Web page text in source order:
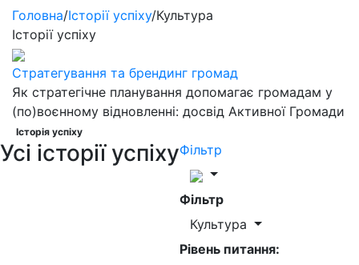
Головна/Історії успіху/Культура
Історії успіху
Стратегування та брендинг громад
Як стратегічне планування допомагає громадам у
(по)воєнному відновленні: досвід Активної Громади
Історія успіху
Усі історії успіхуФільтр
Фільтр
Культура
Рівень питання: